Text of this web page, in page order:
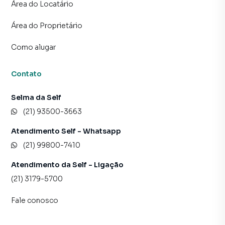
RESERVA. TODOS OS PAGAMENTOS À IMOBILIÁRIA
CONTRATO.
Área do Locatário
Área do Proprietário
Como alugar
Contato
Selma da Self
(21) 93500-3663
Atendimento Self - Whatsapp
(21) 99800-7410
Atendimento da Self - Ligação
(21) 3179-5700
Fale conosco